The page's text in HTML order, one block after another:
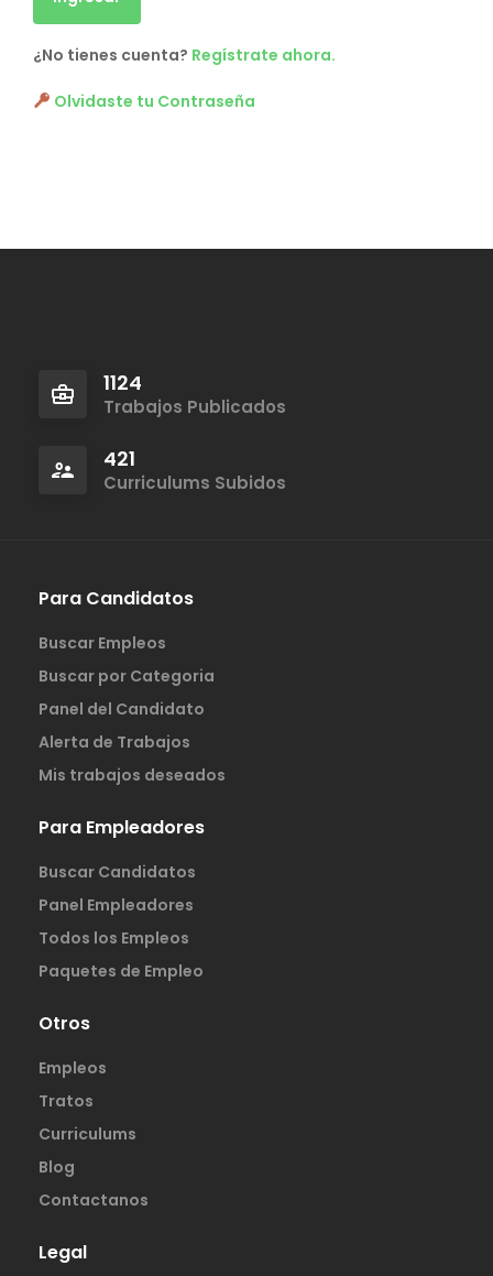
¿No tienes cuenta? Regístrate ahora.
Olvidaste tu Contraseña
1124
Trabajos Publicados
421
Curriculums Subidos
Para Candidatos
Buscar Empleos
Buscar por Categoria
Panel del Candidato
Alerta de Trabajos
Mis trabajos deseados
Para Empleadores
Buscar Candidatos
Panel Empleadores
Todos los Empleos
Paquetes de Empleo
Otros
Empleos
Tratos
Curriculums
Blog
Contactanos
Legal